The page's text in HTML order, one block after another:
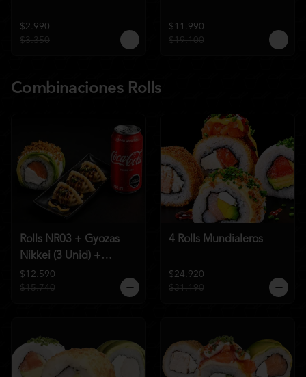
$2.990
$3.350
$11.990
$19.100
Combinaciones Rolls
Rolls NR03 + Gyozas
Nikkei (3 Unid) +
Bebida a elección
$12.590
$15.740
4 Rolls Mundialeros
$24.920
$31.190